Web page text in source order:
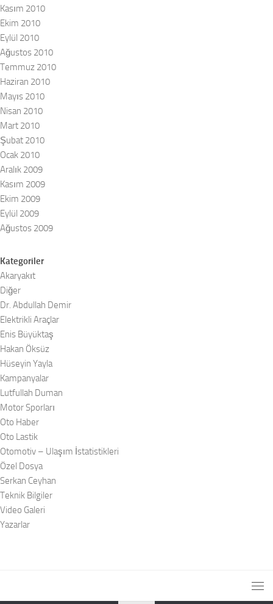
Kasım 2010
Ekim 2010
Eylül 2010
Ağustos 2010
Temmuz 2010
Haziran 2010
Mayıs 2010
Nisan 2010
Mart 2010
Şubat 2010
Ocak 2010
Aralık 2009
Kasım 2009
Ekim 2009
Eylül 2009
Ağustos 2009
Kategoriler
Akaryakıt
Diğer
Dr. Abdullah Demir
Elektrikli Araçlar
Enis Büyüktaş
Hakan Öksüz
Hüseyin Yayla
Kampanyalar
Lutfullah Duman
Motor Sporları
Oto Haber
Oto Lastik
Otomotiv – Ulaşım İstatistikleri
Özel Dosya
Serkan Ceyhan
Teknik Bilgiler
Video Galeri
Yazarlar